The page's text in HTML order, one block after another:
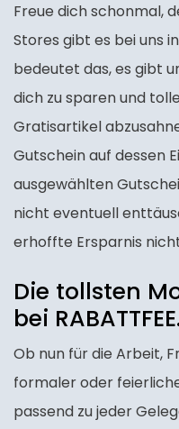
Freue dich schonmal,
Stores gibt es bei uns
bedeutet das, es gibt
dich zu sparen und
Gratisartikel
Gutschein auf dessen
ausgewählten
nicht eventuell
erhoffte Ersparnis
Die tollsten
bei
Ob nun für die Arbeit,
formaler oder
passend zu jeder